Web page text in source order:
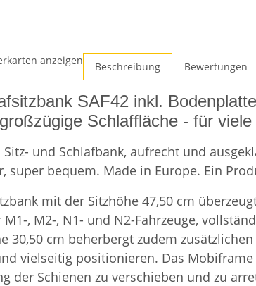
anzeigen Beschreibung Bewertungen
SAF42 inkl.
Schlaffläche - für
Sitz- und Schlafbank, aufrecht und
super bequem. Made in Europe. Ein
mit der Sitzhöhe 47,50 cm
, M2-, N1- und N2-Fahrzeuge,
30,50 cm beherbergt zudem
vielseitig positionieren. Das
der Schienen zu verschieben und zu